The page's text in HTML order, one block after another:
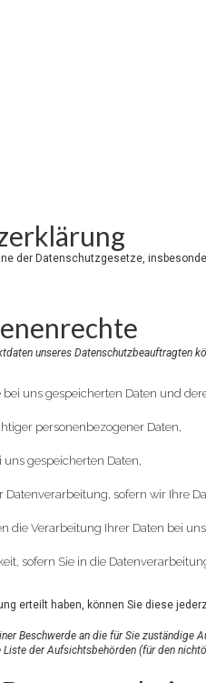
der Datenschutzgesetze,
unseres Datenschutzbeauftragten
uns gespeicherten Daten und
personenbezogener Daten,
gespeicherten Daten,
Datenverarbeitung, sofern wir Ihre
die Verarbeitung Ihrer Daten bei
sofern Sie in die
erteilt haben, können Sie diese
Beschwerde an die für Sie zuständige
Liste der Aufsichtsbehörden (für den